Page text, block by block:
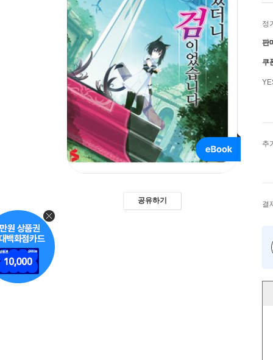
공유하기
정
판
쿠
추
결